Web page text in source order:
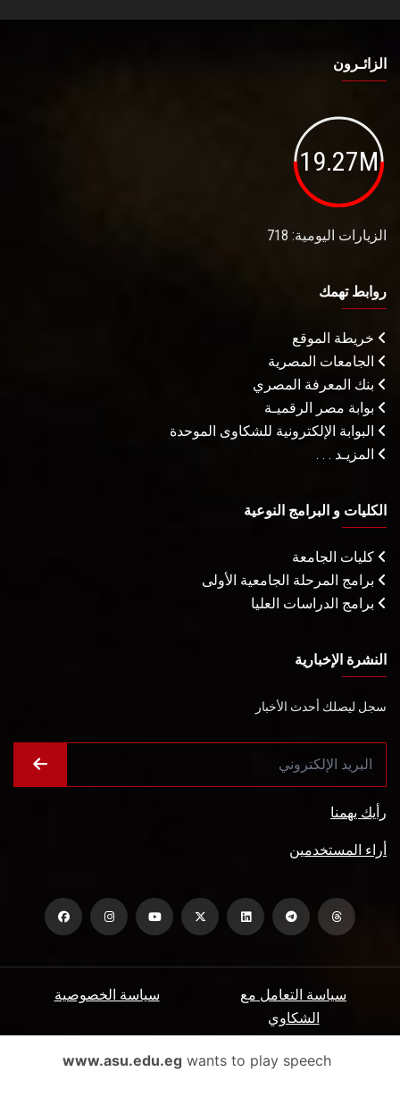
الزائـرون
19.27M
الزيارات اليومية: 718
روابط تهمك
خريطة الموقع
الجامعات المصرية
بنك المعرفة المصري
بوابة مصر الرقميـة
البوابة الإلكترونية للشكاوى الموحدة
المزيـد . . .
الكليات و البرامج النوعية
كليات الجامعة
برامج المرحلة الجامعية الأولى
برامج الدراسات العليا
النشرة الإخبارية
سجل ليصلك أحدث الأخبار
رأيك يهمنا
أراء المستخدمين
سياسة الخصوصية
سياسة التعامل مع
الشكاوي
الأسئلة الشائعة ميثاق المتعاملين www.asu.edu.egwants to play speech